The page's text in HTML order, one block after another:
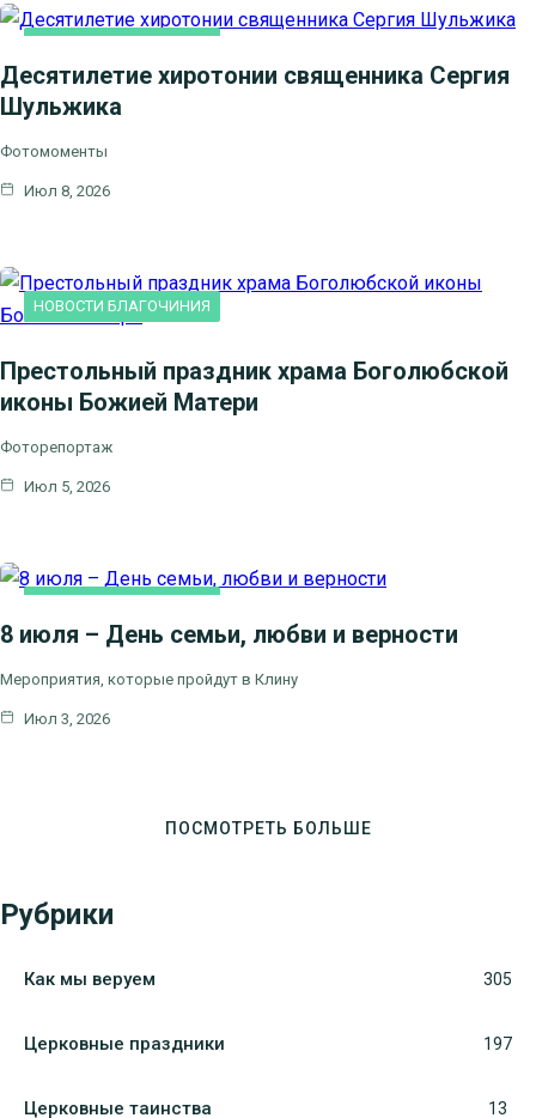
Десятилетие хиротонии священника Сергия
Шульжика
Фотомоменты
Июл 8, 2026
НОВОСТИ БЛАГОЧИНИЯ
Престольный праздник храма Боголюбской
иконы Божией Матери
Фоторепортаж
Июл 5, 2026
8 июля – День семьи, любви и верности
Мероприятия, которые пройдут в Клину
Июл 3, 2026
ПОСМОТРЕТЬ БОЛЬШЕ
Рубрики
Как мы веруем 305
Церковные праздники 197
Церковные таинства 13